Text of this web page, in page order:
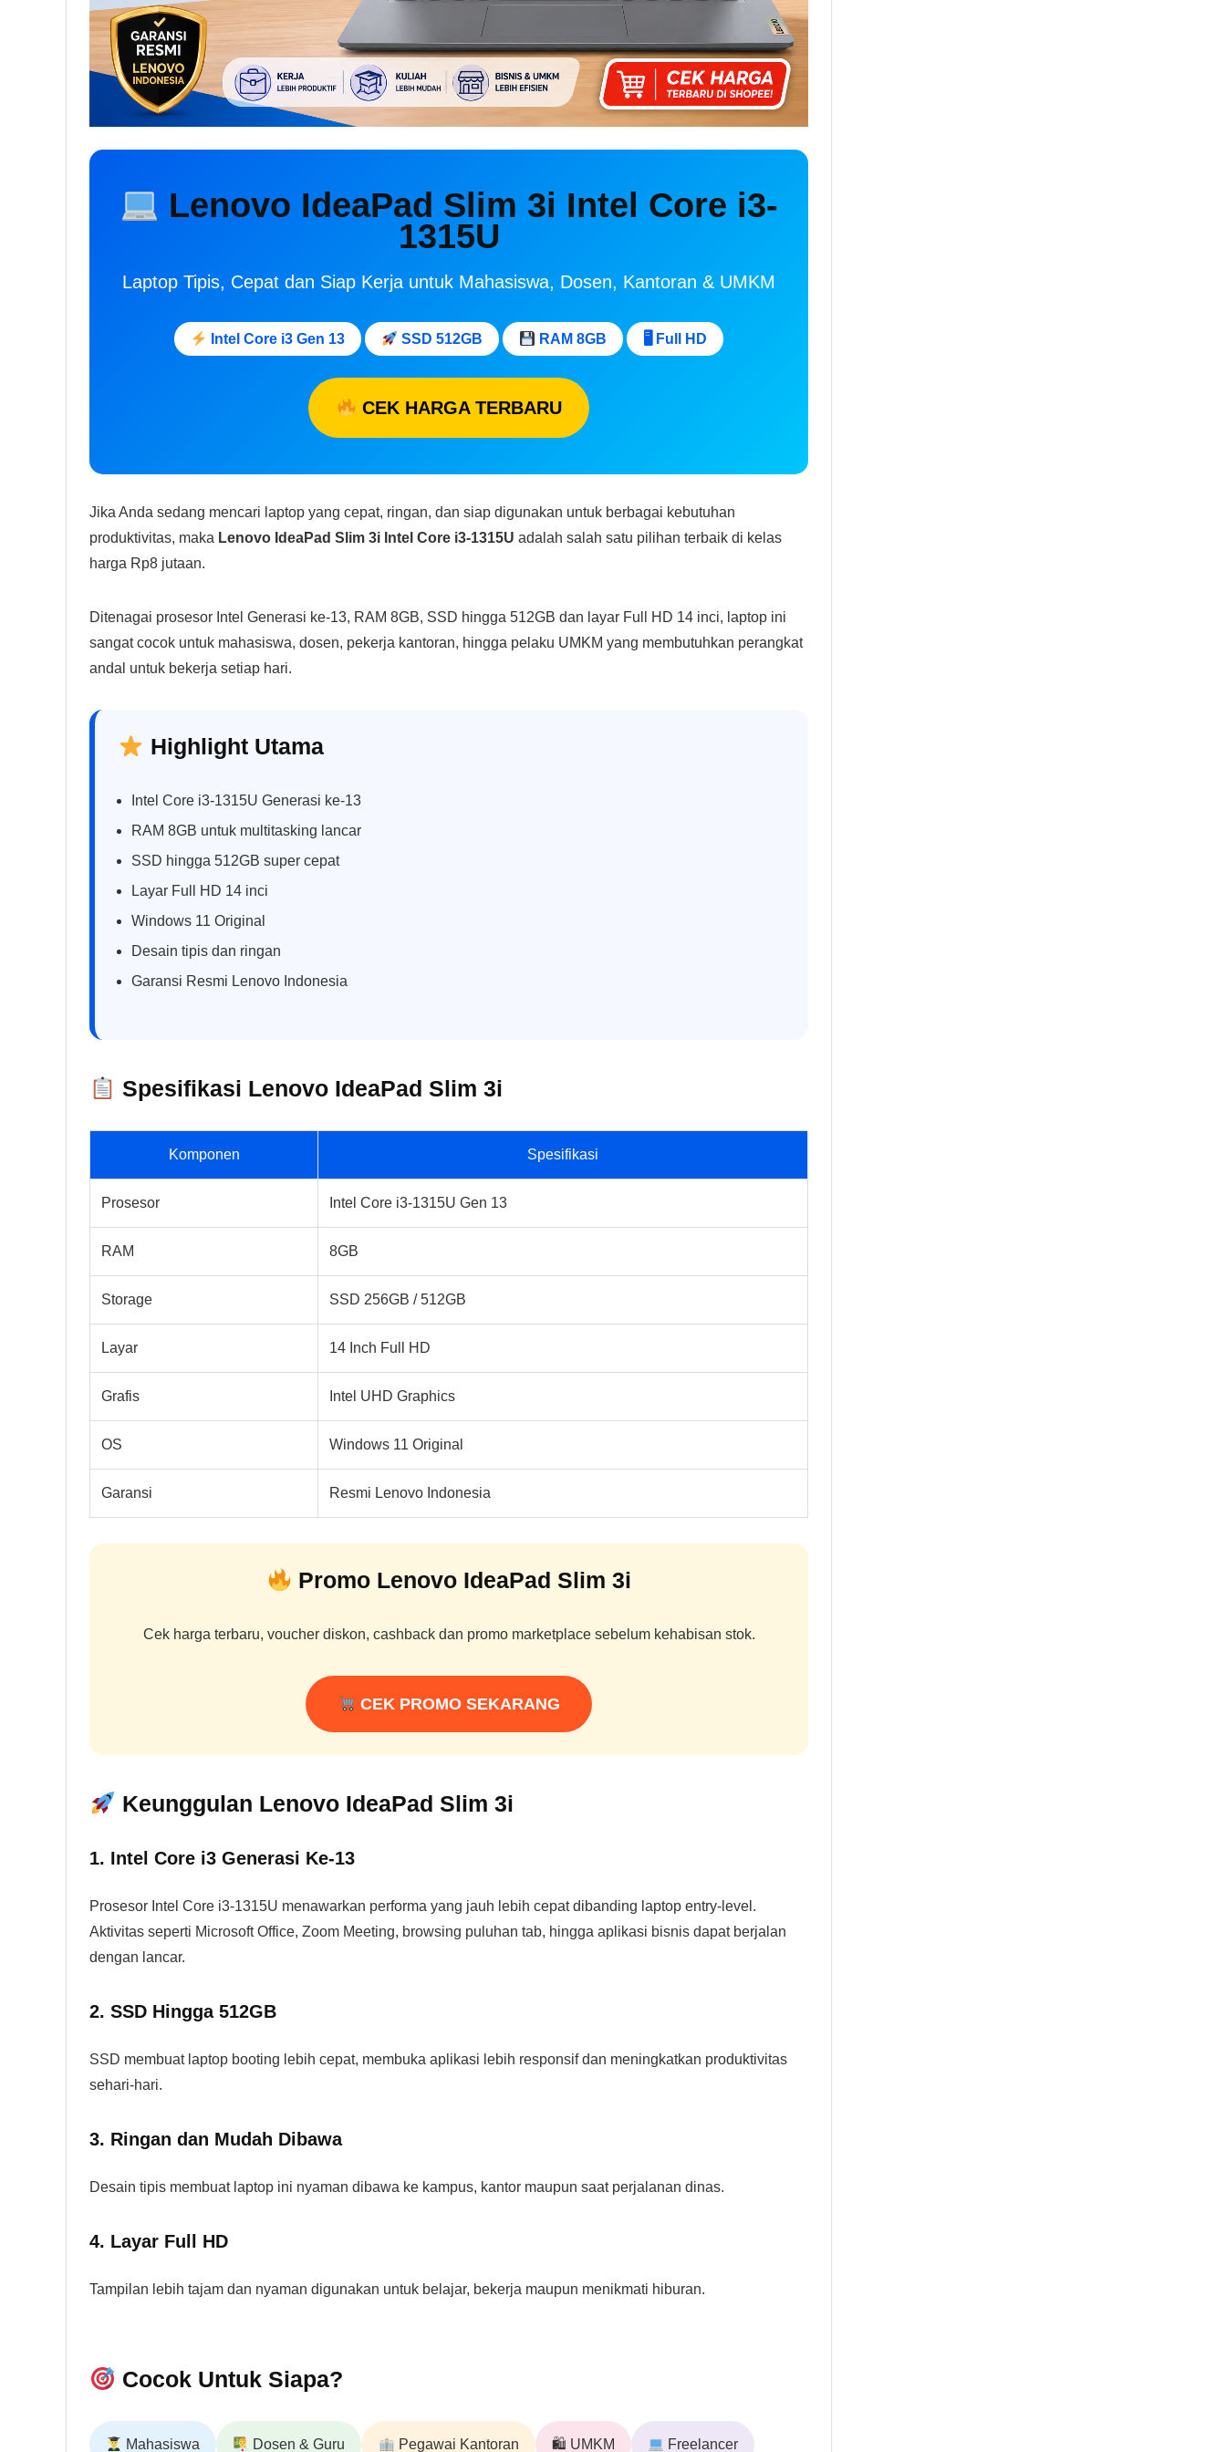
Lenovo IdeaPad Slim 3i Intel Core i3-
1315U
Laptop Tipis, Cepat dan Siap Kerja untuk Mahasiswa, Dosen, Kantoran & UMKM
Intel Core i3 Gen 13 SSD 512GB RAM 8GB 🖥 Full HD
CEK HARGA TERBARU
Jika Anda sedang mencari laptop yang cepat, ringan, dan siap digunakan untuk berbagai kebutuhan
produktivitas, maka Lenovo IdeaPad Slim 3i Intel Core i3-1315U adalah salah satu pilihan terbaik di kelas
harga Rp8 jutaan.
Ditenagai prosesor Intel Generasi ke-13, RAM 8GB, SSD hingga 512GB dan layar Full HD 14 inci, laptop ini
sangat cocok untuk mahasiswa, dosen, pekerja kantoran, hingga pelaku UMKM yang membutuhkan perangkat
andal untuk bekerja setiap hari.
Highlight Utama
Intel Core i3-1315U Generasi ke-13
RAM 8GB untuk multitasking lancar
SSD hingga 512GB super cepat
Layar Full HD 14 inci
Windows 11 Original
Desain tipis dan ringan
Garansi Resmi Lenovo Indonesia
Spesifikasi Lenovo IdeaPad Slim 3i
Komponen Spesifikasi
Prosesor Intel Core i3-1315U Gen 13
RAM 8GB
Storage SSD 256GB / 512GB
Layar 14 Inch Full HD
Grafis Intel UHD Graphics
OS Windows 11 Original
Garansi Resmi Lenovo Indonesia
Promo Lenovo IdeaPad Slim 3i
Cek harga terbaru, voucher diskon, cashback dan promo marketplace sebelum kehabisan stok.
CEK PROMO SEKARANG
Keunggulan Lenovo IdeaPad Slim 3i
1. Intel Core i3 Generasi Ke-13
Prosesor Intel Core i3-1315U menawarkan performa yang jauh lebih cepat dibanding laptop entry-level.
Aktivitas seperti Microsoft Office, Zoom Meeting, browsing puluhan tab, hingga aplikasi bisnis dapat berjalan
dengan lancar.
2. SSD Hingga 512GB
SSD membuat laptop booting lebih cepat, membuka aplikasi lebih responsif dan meningkatkan produktivitas
sehari-hari.
3. Ringan dan Mudah Dibawa
Desain tipis membuat laptop ini nyaman dibawa ke kampus, kantor maupun saat perjalanan dinas.
4. Layar Full HD
Tampilan lebih tajam dan nyaman digunakan untuk belajar, bekerja maupun menikmati hiburan.
Cocok Untuk Siapa?
Mahasiswa Dosen & Guru Pegawai Kantoran 🛍 UMKM Freelancer